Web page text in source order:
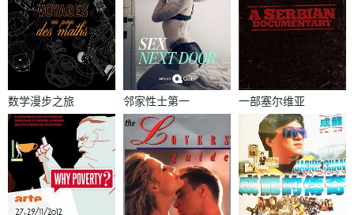
数学漫步之旅
邻家性士第一
季
一部塞尔维亚
纪录片